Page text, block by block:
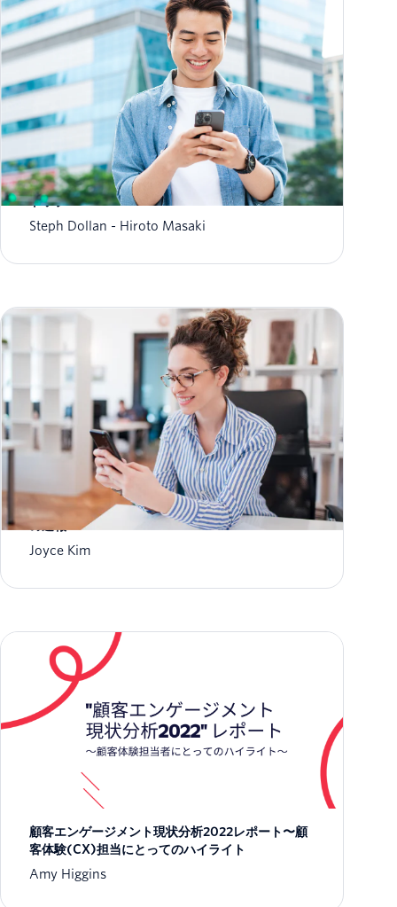
2023年の顧客エンゲージメントを予測 〜 重要戦略
トップ5
Steph Dollan
Hiroto Masaki
Twilio SIGNAL 2022イベント、製品系アナウンス
の速報
Joyce Kim
顧客エンゲージメント現状分析2022レポート〜顧
客体験(CX)担当にとってのハイライト
Amy Higgins